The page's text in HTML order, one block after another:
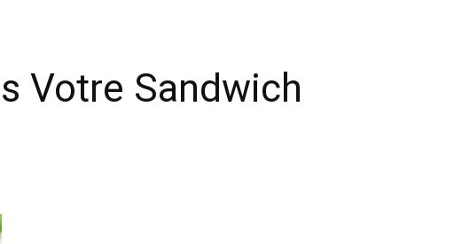
Votre Sandwich